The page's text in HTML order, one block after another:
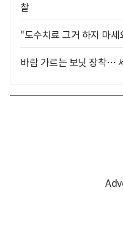
찰
"도수치료 그거 하지 마
바람 가르는 보닛 장착…